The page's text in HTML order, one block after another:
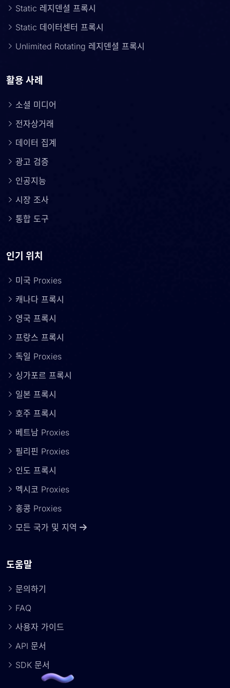
Static 레지덴셜 프록시
Static 데이터센터 프록시
Unlimited Rotating 레지덴셜 프록시
활용 사례
소셜 미디어
전자상거래
데이터 집계
광고 검증
인공지능
시장 조사
통합 도구
인기 위치
미국 Proxies
캐나다 프록시
영국 프록시
프랑스 프록시
독일 Proxies
싱가포르 프록시
일본 프록시
호주 프록시
베트남 Proxies
필리핀 Proxies
인도 프록시
멕시코 Proxies
홍콩 Proxies
모든 국가 및 지역
도움말
문의하기
FAQ
사용자 가이드
API 문서
SDK 문서